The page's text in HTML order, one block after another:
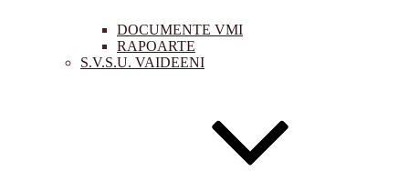
DOCUMENTE VMI
RAPOARTE
S.V.S.U. VAIDEENI